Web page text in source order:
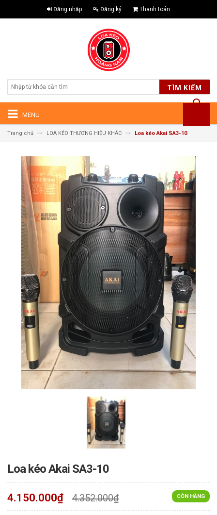
Đăng nhập Đăng ký Thanh toán
TÌM KIẾM
MENU
Trang chủ LOA KÉO THƯƠNG HIỆU KHÁC Loa kéo Akai SA3-10
Loa kéo Akai SA3-10
CÒN HÀNG
4.150.000₫ 4.352.000₫